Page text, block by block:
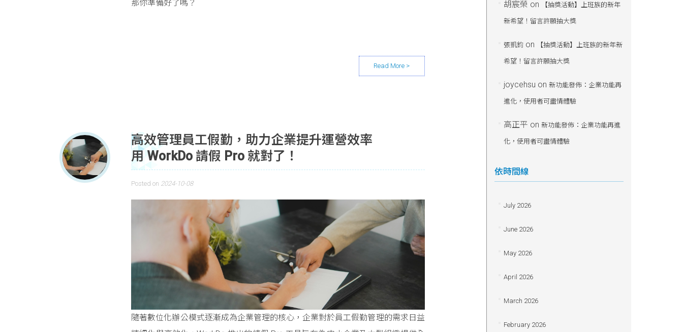
那你準備好了嗎？
高效管理員工假勤，助力企業提升運營效率
用 WorkDo 請假 Pro 就對了！
Posted on 2024-10-08
隨著數位化辦公模式逐漸成為企業管理的核心，企業對於員工假勤管理的需求日益
胡宸榮 on 【抽獎活動】上班族的新年
新希望！留言許願抽大獎
張凱鈞on 【抽獎活動】上班族的新年新
希望！留言許願抽大獎
joycehsu on 新功能發佈：企業功能再
進化，使用者可盡情體驗
高正平 on 新功能發佈：企業功能再進
化，使用者可盡情體驗
依時間線
July 2026
June 2026
May 2026
April 2026
March 2026
February 2026